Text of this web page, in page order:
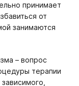
принимает
от
занимаются
– вопрос
терапии